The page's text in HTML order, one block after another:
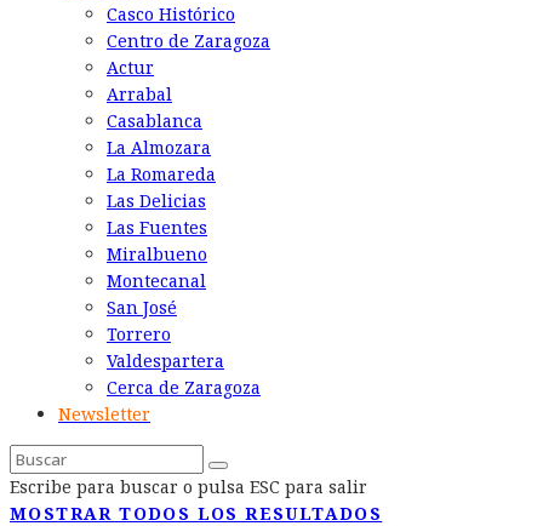
Casco Histórico
Centro de Zaragoza
Actur
Arrabal
Casablanca
La Almozara
La Romareda
Las Delicias
Las Fuentes
Miralbueno
Montecanal
San José
Torrero
Valdespartera
Cerca de Zaragoza
Newsletter
Escribe para buscar o pulsa ESC para salir
MOSTRAR TODOS LOS RESULTADOS